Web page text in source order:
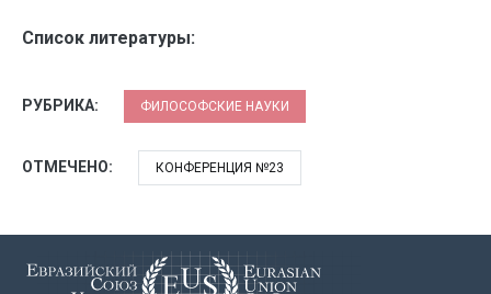
Список литературы:
РУБРИКА: ФИЛОСОФСКИЕ НАУКИ
ОТМЕЧЕНО: КОНФЕРЕНЦИЯ №23